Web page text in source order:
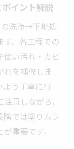
工程を比較解
仕上がりの差
を理解する方
を出すコツ
感と実感で
イント解説
の洗浄→下地処
。各工程での
使い汚れ・カビ
れを補修しま
よう丁寧に行
意しながら、
階では塗りムラ
重要です。